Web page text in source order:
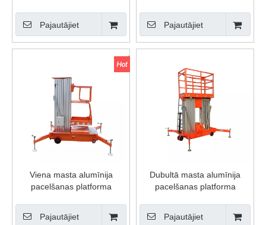
Pajautājiet Pajautājiet
Viena masta alumīnija
pacelšanas platforma
Pajautājiet
Dubultā masta alumīnija
pacelšanas platforma
Pajautājiet